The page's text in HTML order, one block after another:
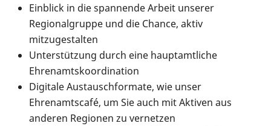
Einblick in die spannende Arbeit unserer
Regionalgruppe und die Chance, aktiv
mitzugestalten
Unterstützung durch eine hauptamtliche
Ehrenamtskoordination
Digitale Austauschformate, wie unser
Ehrenamtscafé, um Sie auch mit Aktiven aus
anderen Regionen zu vernetzen